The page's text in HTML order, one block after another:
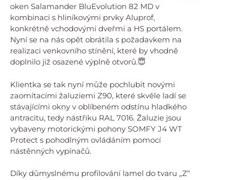
oken Salamander BluEvolution 82 MD v
kombinaci s hliníkovými prvky Aluprof,
konkrétně vchodovými dveřmi a HS portálem.
Nyní se na nás opět obrátila s požadavkem na
realizaci venkovního stínění, které by vhodně
doplnilo již osazené výplně otvorů.😇
Klientka se tak nyní může pochlubit novými
zaomítacími žaluziemi Z90, které skvěle ladí se
stávajícími okny v oblíbeném odstínu hladkého
antracitu, tedy nástřiku RAL 7016. Žaluzie jsou
vybaveny motorickými pohony SOMFY J4 WT
Protect s pohodlným ovládáním pomocí
nástěnných vypínačů.
Díky důmyslnému profilování lamel do tvaru „Z“